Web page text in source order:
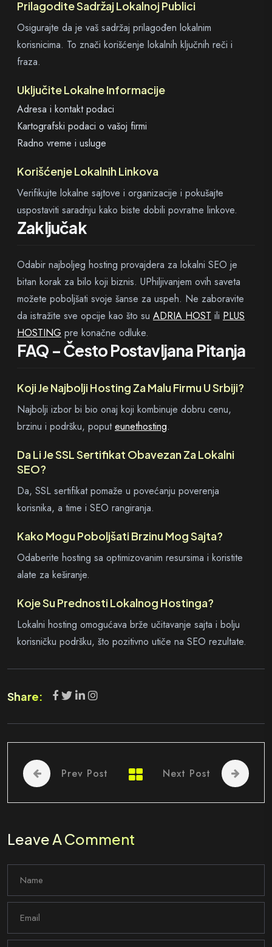
Prilagodite Sadržaj Lokalnoj Publici
Osigurajte da je vaš sadržaj prilagođen lokalnim
korisnicima. To znači korišćenje lokalnih ključnih reči i
fraza.
Uključite Lokalne Informacije
Adresa i kontakt podaci
Kartografski podaci o vašoj firmi
Radno vreme i usluge
Korišćenje Lokalnih Linkova
Verifikujte lokalne sajtove i organizacije i pokušajte
uspostaviti saradnju kako biste dobili povratne linkove.
Zaključak
Odabir najboljeg hosting provajdera za lokalni SEO je
bitan korak za bilo koji biznis. UPhiljivanjem ovih saveta
možete poboljšati svoje šanse za uspeh. Ne zaboravite
da istražite sve opcije kao što su ADRIA HOST ili PLUS
HOSTING pre konačne odluke.
FAQ – Često Postavljana Pitanja
Koji Je Najbolji Hosting Za Malu Firmu U Srbiji?
Najbolji izbor bi bio onaj koji kombinuje dobru cenu,
brzinu i podršku, poputeunethosting.
Da Li Je SSL Sertifikat Obavezan Za Lokalni
SEO?
Da, SSL sertifikat pomaže u povećanju poverenja
korisnika, a time i SEO rangiranja.
Kako Mogu Poboljšati Brzinu Mog Sajta?
Odaberite hosting sa optimizovanim resursima i koristite
alate za keširanje.
Koje Su Prednosti Lokalnog Hostinga?
Lokalni hosting omogućava brže učitavanje sajta i bolju
korisničku podršku, što pozitivno utiče na SEO rezultate.
Share:
Prev Post Next Post
Leave A Comment